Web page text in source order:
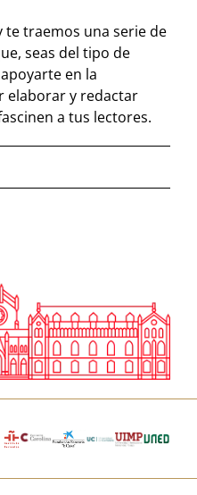
traemos una serie de
seas del tipo de
en la
elaborar y redactar
a tus lectores.